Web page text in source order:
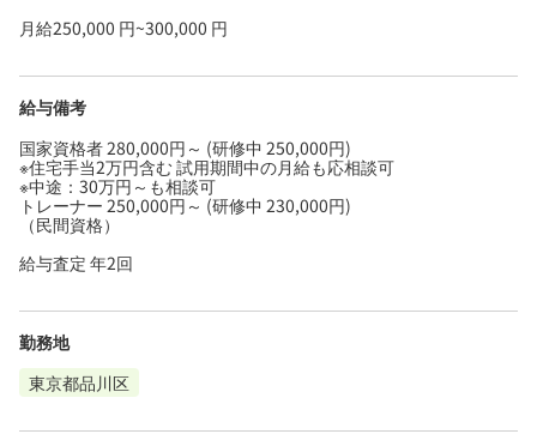
月給250,000 円~300,000 円
給与備考
国家資格者 280,000円～ (研修中 250,000円)
※住宅手当2万円含む 試用期間中の月給も応相談可
※中途：30万円～も相談可
トレーナー 250,000円～ (研修中 230,000円)
（民間資格）
給与査定 年2回
勤務地
東京都品川区